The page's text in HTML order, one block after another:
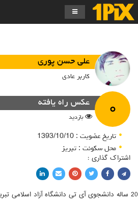
علی حسن پوری
کاربر عادی
۰ عکس راه یافته
بازدید
تاریخ عضویت : 1393/10/10
محل سکونت : تبریز
اشتراک گذاری :
اشتراک با فیسبوکاشتراک در توییتر
پین کردن در پینترست
اشتراک با ایمیلاشتراک با لینکدین
20 ساله دانشجوی آی تی دانشگاه آزاد اسلامی تبریز علاقه مند به عکاسی پرتره